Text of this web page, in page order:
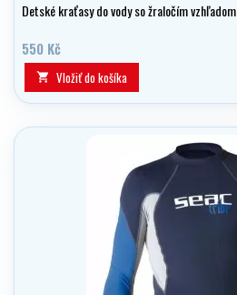
Detské kraťasy do vody so žraločím vzhľadom
550 Kč
 Vložiť do košíka